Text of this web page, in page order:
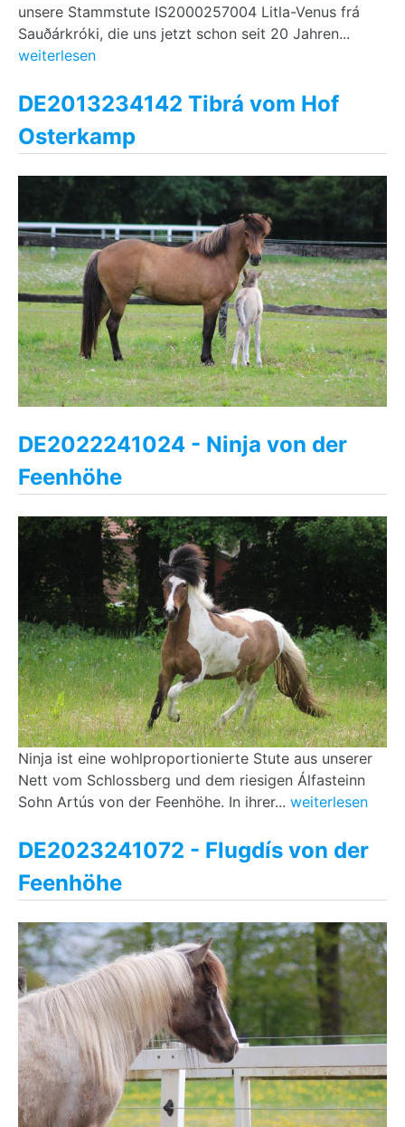
unsere Stammstute IS2000257004 Litla-Venus frá
Sauðárkróki, die uns jetzt schon seit 20 Jahren...
weiterlesen
DE2013234142 Tibrá vom Hof
Osterkamp
DE2022241024 - Ninja von der
Feenhöhe
Ninja ist eine wohlproportionierte Stute aus unserer
Nett vom Schlossberg und dem riesigen Álfasteinn
Sohn Artús von der Feenhöhe. In ihrer... weiterlesen
DE2023241072 - Flugdís von der
Feenhöhe